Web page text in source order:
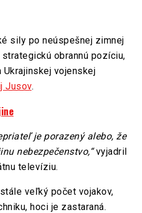
sily po neúspešnej zimnej
obrannú pozíciu,
vojenskej
Jusov.
je porazený alebo, že
nebezpečenstvo,“vyjadril
televíziu.
veľký počet vojakov,
hoci je zastaraná.